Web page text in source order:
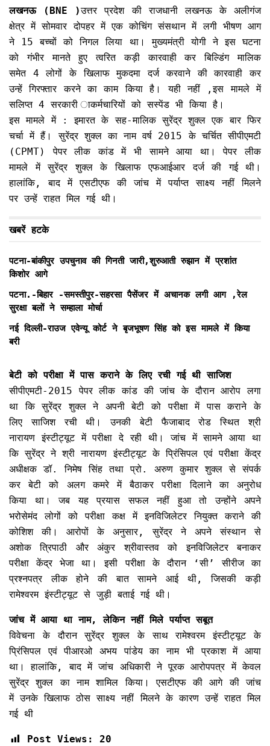
लखनऊ (BNE )उत्तर प्रदेश की राजधानी लखनऊ के अलीगंज
क्षेत्र में सोमवार दोपहर में एक कोचिंग संसथान में लगी भीषण आग
ने 15 बच्चों को निगल लिया था। मुख्यमंत्री योगी ने इस घटना
को गंभीर मानते हुए त्वरित कड़ी कारवाही कर बिल्डिंग मालिक
समेत 4 लोगों के खिलाफ मुकदमा दर्ज करवाने की कारवाही कर
उन्हें गिरफ्तार करने का काम किया है। यही नहीं ,इस मामले में
सलिप्त 4 सरकारी ाकर्मचारियों को सस्पेंड भी किया है।
इस मामले में : इमारत के सह-मालिक सुरेंद्र शुक्ल एक बार फिर
चर्चा में हैं। सुरेंद्र शुक्ल का नाम वर्ष 2015 के चर्चित सीपीएमटी
(CPMT) पेपर लीक कांड में भी सामने आया था। पेपर लीक
मामले में सुरेंद्र शुक्ल के खिलाफ एफआईआर दर्ज की गई थी।
हालांकि, बाद में एसटीएफ की जांच में पर्याप्त साक्ष्य नहीं मिलने
पर उन्हें राहत मिल गई थी।
खबरें हटके
पटना-बांकीपुर उपचुनाव की गिनती जारी,शुरुआती रुझान में प्रशांत
किशोर आगे
पटना.-बिहार -समस्तीपुर-सहरसा पैसेंजर में अचानक लगी आग ,रेल
सुरक्षा बलों ने सम्हाला मोर्चा
नई दिल्ली-राउज एवेन्यू कोर्ट ने बृजभूषण सिंह को इस मामले में किया
बरी
बेटी को परीक्षा में पास कराने के लिए रची गई थी साजिश
सीपीएमटी-2015 पेपर लीक कांड की जांच के दौरान आरोप लगा
था कि सुरेंद्र शुक्ल ने अपनी बेटी को परीक्षा में पास कराने के
लिए साजिश रची थी। उनकी बेटी फैजाबाद रोड स्थित श्री
नारायण इंस्टीट्यूट में परीक्षा दे रही थी। जांच में सामने आया था
कि सुरेंद्र ने श्री नारायण इंस्टीट्यूट के प्रिंसिपल एवं परीक्षा केंद्र
अधीक्षक डॉ. निमेष सिंह तथा प्रो. अरुण कुमार शुक्ल से संपर्क
कर बेटी को अलग कमरे में बैठाकर परीक्षा दिलाने का अनुरोध
किया था। जब यह प्रयास सफल नहीं हुआ तो उन्होंने अपने
भरोसेमंद लोगों को परीक्षा कक्ष में इनविजिलेटर नियुक्त कराने की
कोशिश की। आरोपों के अनुसार, सुरेंद्र ने अपने संस्थान से
अशोक त्रिपाठी और अंकुर श्रीवास्तव को इनविजिलेटर बनाकर
परीक्षा केंद्र भेजा था। इसी परीक्षा के दौरान ‘सी’ सीरीज का
प्रश्नपत्र लीक होने की बात सामने आई थी, जिसकी कड़ी
रामेश्वरम इंस्टीट्यूट से जुड़ी बताई गई थी।
जांच में आया था नाम, लेकिन नहीं मिले पर्याप्त सबूत
विवेचना के दौरान सुरेंद्र शुक्ल के साथ रामेश्वरम इंस्टीट्यूट के
प्रिंसिपल एवं पीआरओ अभय पांडेय का नाम भी प्रकाश में आया
था। हालांकि, बाद में जांच अधिकारी ने पूरक आरोपपत्र में केवल
सुरेंद्र शुक्ल का नाम शामिल किया। एसटीएफ की आगे की जांच
में उनके खिलाफ ठोस साक्ष्य नहीं मिलने के कारण उन्हें राहत मिल
गई थी
Post Views: 20